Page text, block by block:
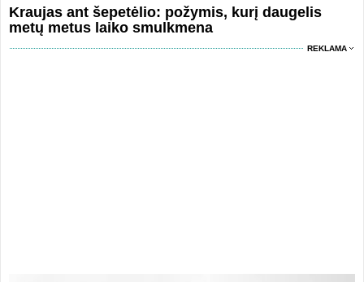
Kraujas ant šepetėlio: požymis, kurį daugelis
metų metus laiko smulkmena
REKLAMA